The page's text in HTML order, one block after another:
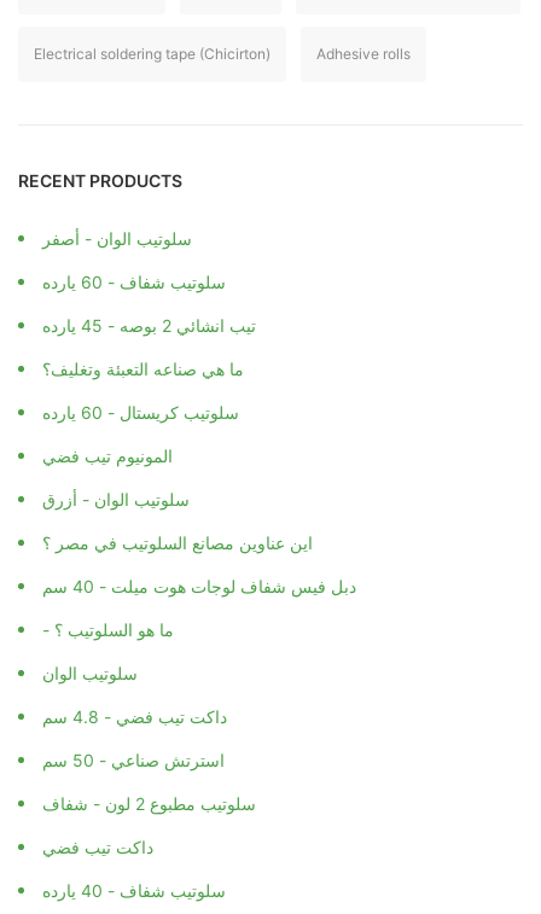
Electrical soldering tape (Chicirton) Adhesive rolls
RECENT PRODUCTS
سلوتيب الوان - أصفر
سلوتيب شفاف - 60 يارده
تيب انشائي 2 بوصه - 45 يارده
ما هي صناعه التعبئة وتغليف؟
سلوتيب كريستال - 60 يارده
المونيوم تيب فضي
سلوتيب الوان - أزرق
اين عناوين مصانع السلوتيب في مصر ؟
دبل فيس شفاف لوجات هوت ميلت - 40 سم
- ما هو السلوتيب ؟
سلوتيب الوان
داكت تيب فضي - 4.8 سم
استرتش صناعي - 50 سم
سلوتيب مطبوع 2 لون - شفاف
داكت تيب فضي
سلوتيب شفاف - 40 يارده